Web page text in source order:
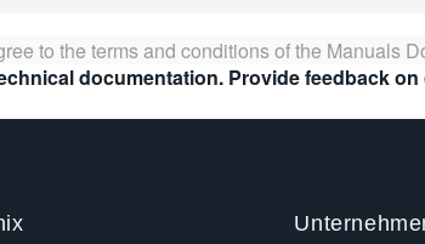
to the terms and conditions of the Manuals
documentation. Provide feedback on